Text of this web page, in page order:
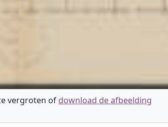
vergroten of download de afbeelding